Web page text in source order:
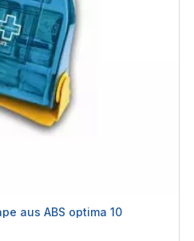
Esculape aus ABS optima 10